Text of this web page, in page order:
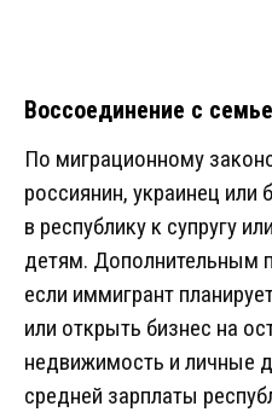
Воссоединение с
По миграционному
россиянин, украинец или
в республику к супругу
детям. Дополнительным
если иммигрант
или открыть бизнес на
недвижимость и личные
средней зарплаты